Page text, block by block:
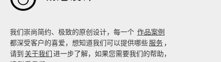
我们崇尚简约、极致的原创设计，每一个 作品案例
都深受客户的喜爱，想知道我们可以提供哪些服务 ，
请到 关于我们进一步了解，如果您需要我们的帮助，